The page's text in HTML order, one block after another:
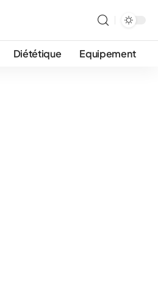
Diététique Equipement